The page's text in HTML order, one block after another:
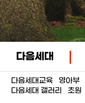
다음세대
다음세대교육 영아부
다음세대 갤러리
초원